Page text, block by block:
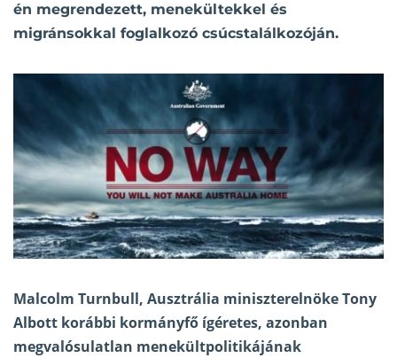
én megrendezett, menekültekkel és
migránsokkal foglalkozó csúcstalálkozóján.
Malcolm Turnbull, Ausztrália miniszterelnöke Tony
Albott korábbi kormányfő ígéretes, azonban
megvalósulatlan menekültpolitikájának